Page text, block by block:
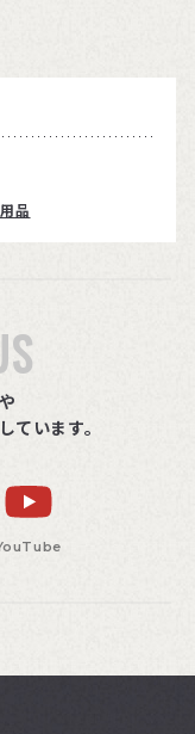
品
ています。